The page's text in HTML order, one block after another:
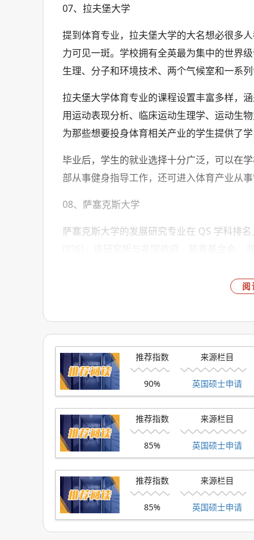
07、拉夫堡大学
提到体育专业，拉夫堡大学的大名想必很多
力可见一斑。学校拥有全英最为集中的世界
生理、分子和环境技术、两个气候室和一系列
拉夫堡大学体育专业的课程设置丰富多样，
用运动表现分析、临床运动生理学、运动生
为那些想要投身体育相关产业的学生提供了学
毕业后，学生的就业选择十分广泛，可以在
部从事健身指导工作，还可进入体育产业从事
08、萨塞克斯大学
萨塞克斯大学的发展研究专业在 QS 学科排
对于未来有志于在国际组织机构、政府部门
09、兰卡斯特大学
兰卡斯特大学的语言学专业堪称王牌，在 QS
研究中心之一，设有数十个语言研究小组，
同时，学校还配备了一流的研究设施，如眼
界领先的语料库语言学研究中心 ——ESRC 社
在专业设置方面，兰卡斯特大学提供了丰富
流、语言与语言学、司法语言学与言语科学
版、广播影视、涉外企业、旅游公关等领域
阅
推荐指数
90%
来源栏目
英国硕士申请
推荐指数
85%
来源栏目
英国硕士申请
推荐指数
85%
来源栏目
英国硕士申请